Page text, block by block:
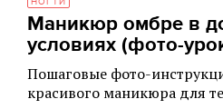
Маникюр омбре в
условиях (фото-
Пошаговые фото-
красивого маникюра для